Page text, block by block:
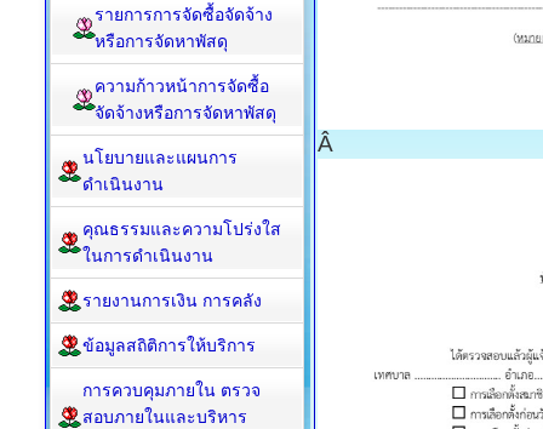
Â
รายการการจัดซื้อจัดจ้าง
หรือการจัดหาพัสดุ
ความก้าวหน้าการจัดซื้อ
จัดจ้างหรือการจัดหาพัสดุ
นโยบายและแผนการ
ดำเนินงาน
คุณธรรมและความโปร่งใส
ในการดำเนินงาน
รายงานการเงิน การคลัง
ข้อมูลสถิติการให้บริการ
การควบคุมภายใน ตรวจ
สอบภายในและบริหาร